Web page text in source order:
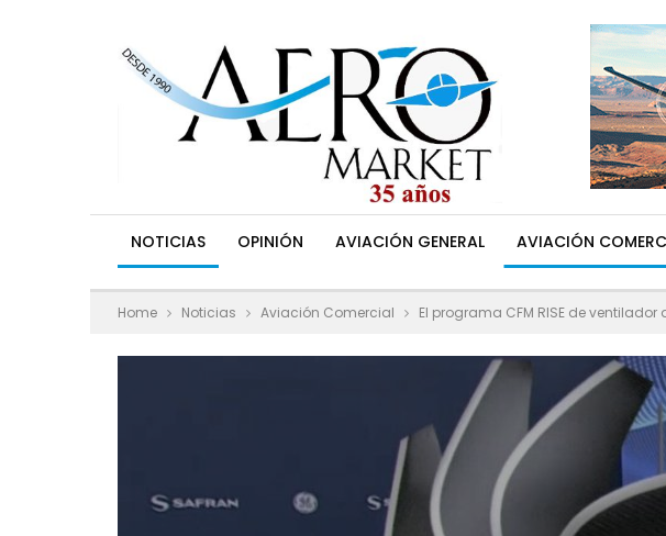
NOTICIAS OPINIÓN AVIACIÓN GENERAL AVIACIÓN
Home Noticias Aviación Comercial El programa CFM RISE de